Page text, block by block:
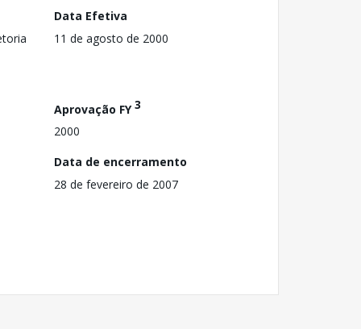
Data Efetiva
11 de agosto de 2000
Aprovação FY3
2000
Data de encerramento
28 de fevereiro de 2007